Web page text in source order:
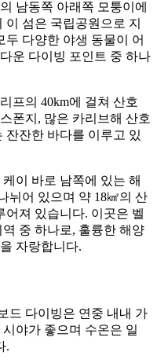
남동쪽 아래쪽 모퉁이에
섬은 국립공원으로 지
다양한 야생 동물이 어
운 다이빙 포인트 중 하나
프의 40km에 걸쳐 산호
폰지, 많은 카리브해 산호
잔잔한 바다를 이루고 있
이 바로 남쪽에 있는 해
뉘어 있으며 약 18㎢의 산
어져 있습니다. 이곳은 벨
중 하나로, 훌륭한 해양
자랑합니다.
드 다이빙은 연중 내내 가
야가 좋으며 수온은 일
.